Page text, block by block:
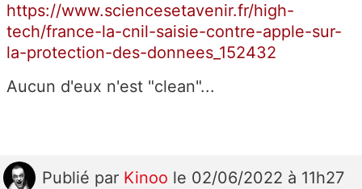
https://www.sciencesetavenir.fr/high-
tech/france-la-cnil-saisie-contre-apple-sur-
la-protection-des-donnees_152432
Aucun d'eux n'est "clean"...
Publié par Kinoo le 02/06/2022 à 11h27